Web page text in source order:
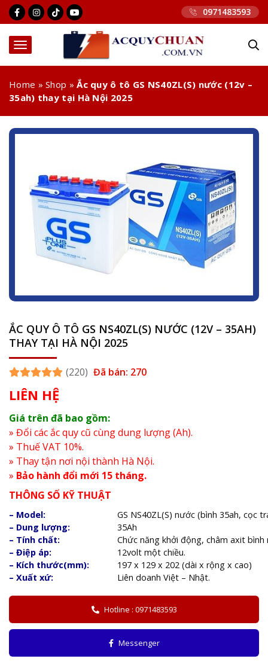
0971483593
Home »Shop »Ắc quy ô tô GS NS40ZL(S) nước (12v –
35ah) thay tại Hà Nội 2025
ẮC QUY Ô TÔ GS NS40ZL(S) NƯỚC (12V – 35AH)
THAY TẠI HÀ NỘI 2025
(220) Đã bán: 270
LIÊN HỆ
Giá trên đã bao gồm:
» Đổi các ắc quy cũ cùng dung lượng (Ah).
» Thuế VAT 10%.
» Thay tận nơi nội thành Hà Nội.
» Bảo hành đổi mới 15 tháng.
THÔNG SỐ KỸ THUẬT
– Model:
GS NS40ZL(S) nước (bình 35ah, cọc
– Dung lượng:
35Ah
– Tính chất:
Chức năng khởi động, châm axit bình
– Điệp áp:
12volt một chiều.
– Kích thước(mm):
197 x 129 x 202 (dài x rộng x cao)
– Xuất xứ:
Liên doanh Việt – Nhật.
Hotline : 0971483593
Messenger